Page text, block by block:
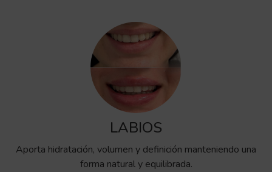
LABIOS
Aporta hidratación, volumen y definición manteniendo una
forma natural y equilibrada.